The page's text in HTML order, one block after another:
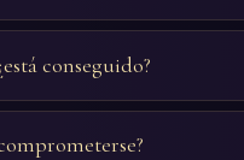
conseguido?